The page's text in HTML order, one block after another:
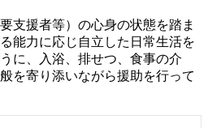
支援者等）の心身の状態を踏ま
能力に応じ自立した日常生活を
に、入浴、排せつ、食事の介
を寄り添いながら援助を行って